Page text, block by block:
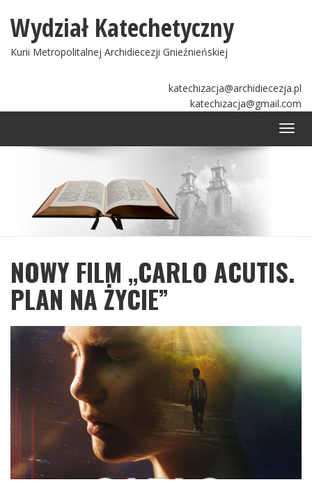
Wydział Katechetyczny
Kurii Metropolitalnej Archidiecezji Gnieźnieńskiej
katechizacja@archidiecezja.pl
katechizacja@gmail.com
NOWY FILM „CARLO ACUTIS.
PLAN NA ŻYCIE”